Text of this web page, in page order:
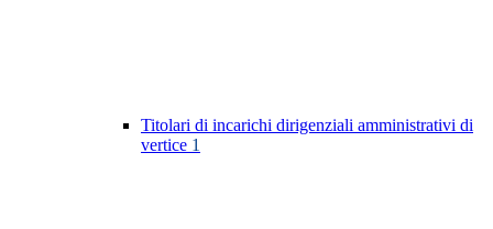
Titolari di incarichi dirigenziali amministrativi di
vertice 1